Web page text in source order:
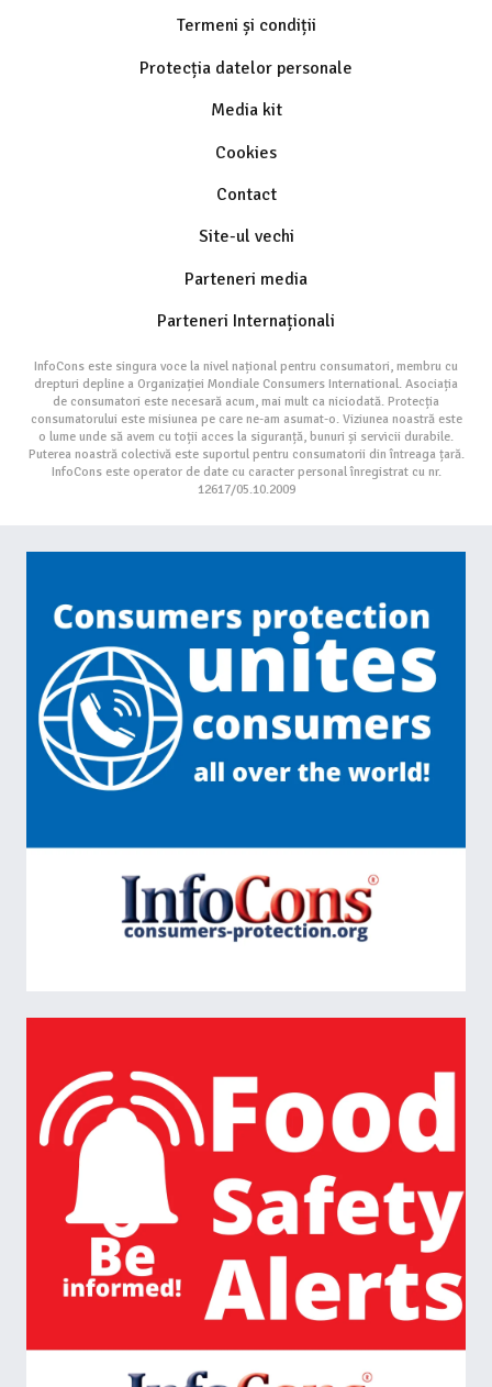
Termeni și condiții
Protecția datelor personale
Media kit
Cookies
Contact
Site-ul vechi
Parteneri media
Parteneri Internaționali
InfoCons este singura voce la nivel național pentru consumatori, membru cu
drepturi depline a Organizației Mondiale Consumers International. Asociația
de consumatori este necesară acum, mai mult ca niciodată. Protecția
consumatorului este misiunea pe care ne-am asumat-o. Viziunea noastră este
o lume unde să avem cu toții acces la siguranță, bunuri și servicii durabile.
Puterea noastră colectivă este suportul pentru consumatorii din întreaga țară.
InfoCons este operator de date cu caracter personal înregistrat cu nr.
12617/05.10.2009